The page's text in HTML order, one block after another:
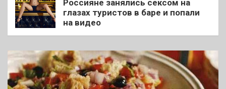
Россияне занялись сексом на
глазах туристов в баре и попали
на видео